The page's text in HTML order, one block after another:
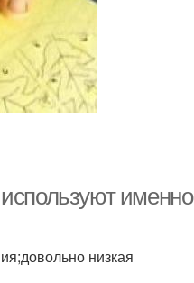
именно
низкая